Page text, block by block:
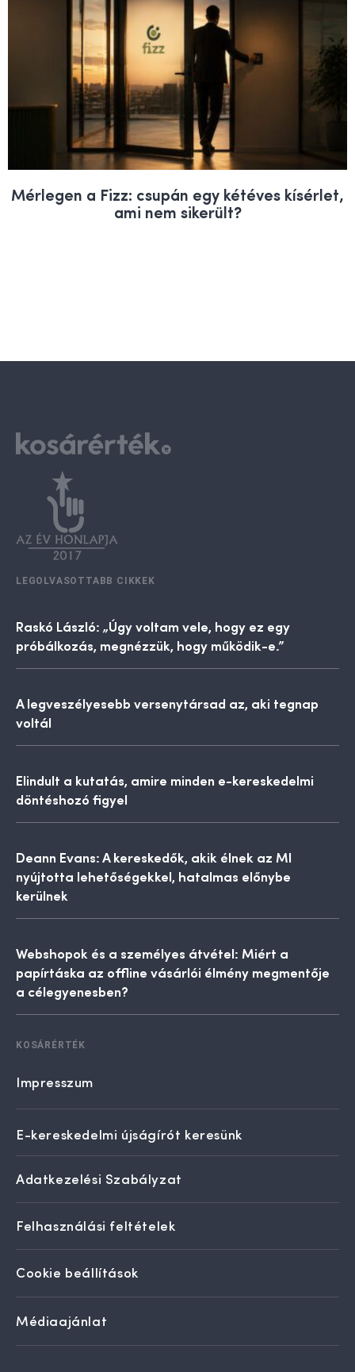
Mérlegen a Fizz: csupán egy kétéves kísérlet,
ami nem sikerült?
LEGOLVASOTTABB CIKKEK
Raskó László: „Úgy voltam vele, hogy ez egy
próbálkozás, megnézzük, hogy működik-e.”
A legveszélyesebb versenytársad az, aki tegnap
voltál
Elindult a kutatás, amire minden e-kereskedelmi
döntéshozó figyel
Deann Evans: A kereskedők, akik élnek az MI
nyújtotta lehetőségekkel, hatalmas előnybe
kerülnek
Webshopok és a személyes átvétel: Miért a
papírtáska az offline vásárlói élmény megmentője
a célegyenesben?
KOSÁRÉRTÉK
Impresszum
E-kereskedelmi újságírót keresünk
Adatkezelési Szabályzat
Felhasználási feltételek
Cookie beállítások
Médiaajánlat